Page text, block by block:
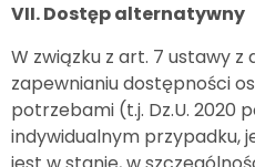
VII. Dostęp alternatywny
W związku z art. 7 ustawy z
zapewnianiu dostępności
potrzebami (t.j. Dz.U. 2020
indywidualnym przypadku,